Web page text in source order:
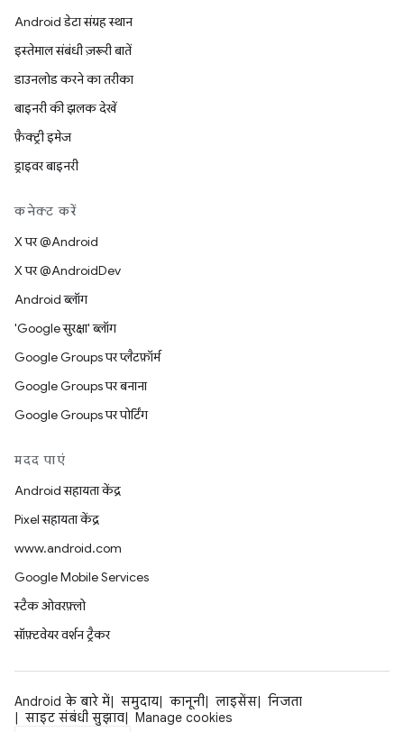
Android डेटा संग्रह स्थान
इस्तेमाल संबंधी ज़रूरी बातें
डाउनलोड करने का तरीका
बाइनरी की झलक देखें
फ़ैक्ट्री इमेज
ड्राइवर बाइनरी
कनेक्ट करें
X पर @Android
X पर @AndroidDev
Android ब्लॉग
'Google सुरक्षा' ब्लॉग
Google Groups पर प्लैटफ़ॉर्म
Google Groups पर बनाना
Google Groups पर पोर्टिंग
मदद पाएं
Android सहायता केंद्र
Pixel सहायता केंद्र
www.android.com
Google Mobile Services
स्टैक ओवरफ़्लो
सॉफ़्टवेयर वर्शन ट्रैकर
Android के बारे में समुदाय कानूनी लाइसेंस
निजता
साइट संबंधी सुझाव
Manage cookies